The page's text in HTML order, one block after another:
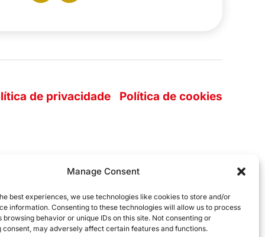
Manage Consent
best experiences, we use technologies like cookies to store and/or
information. Consenting to these technologies will allow us to process
browsing behavior or unique IDs on this site. Not consenting or
may adversely affect certain features and functions.
de privacidade Política de cookies